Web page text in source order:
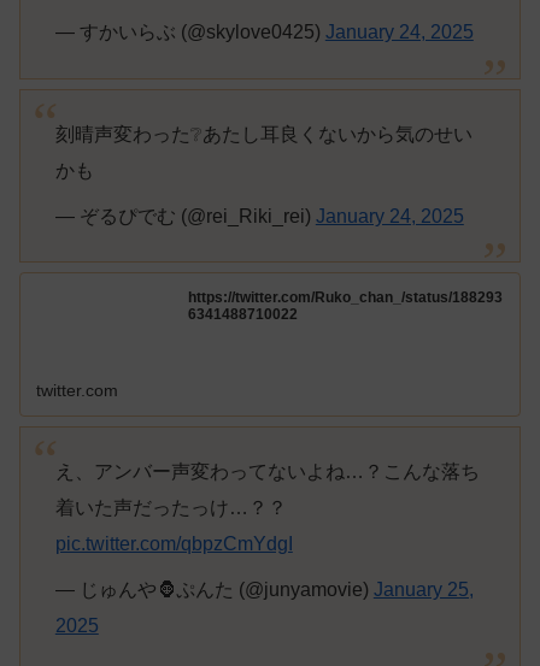
— すかいらぶ (@skylove0425) January 24, 2025
刻晴声変わった❔あたし耳良くないから気のせい
かも
— ぞるぴでむ (@rei_Riki_rei) January 24, 2025
https://twitter.com/Ruko_chan_/status/188293
6341488710022
twitter.com
え、アンバー声変わってないよね…？こんな落ち
着いた声だったっけ…？？
pic.twitter.com/qbpzCmYdgI
— じゅんや🦍ぷんた (@junyamovie) January 25,
2025